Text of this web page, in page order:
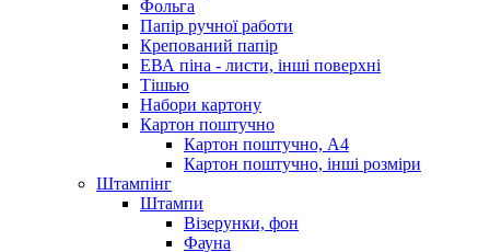
Фольга
Папір ручної работи
Крепований папір
ЕВА піна - листи, інші поверхні
Тішью
Набори картону
Картон поштучно
Картон поштучно, А4
Картон поштучно, інші розміри
Штампінг
Штампи
Візерунки, фон
Фауна